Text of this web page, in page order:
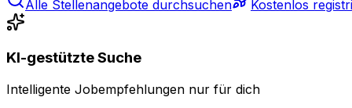
Alle Stellenangebote durchsuchen Kostenlos
KI-gestützte Suche
Intelligente Jobempfehlungen nur für dich